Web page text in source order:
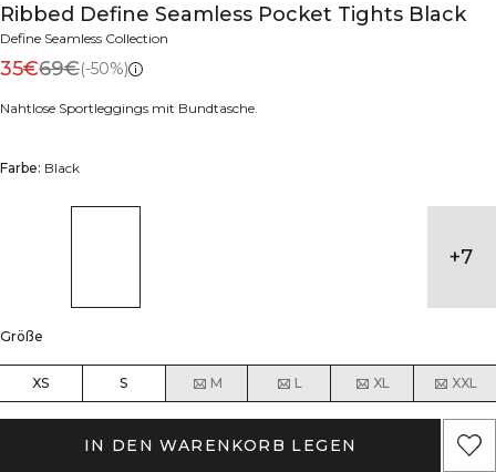
Ribbed Define Seamless Pocket Tights Black
Define Seamless Collection
35€69€(-50%)
Nahtlose Sportleggings mit Bundtasche.
Farbe: Black
+7
Größe
XS S M L XL XXL
IN DEN WARENKORB LEGEN